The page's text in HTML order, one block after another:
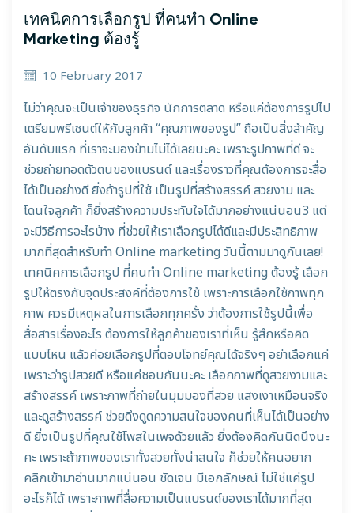
เทคนิคการเลือกรูป ที่คนทำ Online
Marketing ต้องรู้
10 February 2017
ไม่ว่าคุณจะเป็นเจ้าของธุรกิจ นักการตลาด หรือแค่ต้องการรูปไป
เตรียมพรีเซนต์ให้กับลูกค้า “คุณภาพของรูป” ถือเป็นสิ่งสำคัญ
อันดับแรก ที่เราจะมองข้ามไม่ได้เลยนะคะ เพราะรูปภาพที่ดี จะ
ช่วยถ่ายทอดตัวตนของแบรนด์ และเรื่องราวที่คุณต้องการจะสื่อ
ได้เป็นอย่างดี ยิ่งถ้ารูปที่ใช้ เป็นรูปที่สร้างสรรค์ สวยงาม และ
โดนใจลูกค้า ก็ยิ่งสร้างความประทับใจได้มากอย่างแน่นอน3 แต่
จะมีวิธีการอะไรบ้าง ที่ช่วยให้เราเลือกรูปได้ดีและมีประสิทธิภาพ
มากที่สุดสำหรับทำ Online marketing วันนี้ตามมาดูกันเลย!
เทคนิคการเลือกรูป ที่คนทำ Online marketing ต้องรู้ เลือก
รูปให้ตรงกับจุดประสงค์ที่ต้องการใช้ เพราะการเลือกใช้ภาพทุก
ภาพ ควรมีเหตุผลในการเลือกทุกครั้ง ว่าต้องการใช้รูปนี้เพื่อ
สื่อสารเรื่องอะไร ต้องการให้ลูกค้าของเราที่เห็น รู้สึกหรือคิด
แบบไหน แล้วค่อยเลือกรูปที่ตอบโจทย์คุณได้จริงๆ อย่าเลือกแค่
เพราะว่ารูปสวยดี หรือแค่ชอบกันนะคะ เลือกภาพที่ดูสวยงามและ
สร้างสรรค์ เพราะภาพที่ถ่ายในมุมมองที่สวย แสงเงาเหมือนจริง
และดูสร้างสรรค์ ช่วยดึงดูดความสนใจของคนที่เห็นได้เป็นอย่าง
ดี ยิ่งเป็นรูปที่คุณใช้โพสในเพจด้วยแล้ว ยิ่งต้องคิดกันนิดนึงนะ
คะ เพราะถ้าภาพของเราทั้งสวยทั้งน่าสนใจ ก็ช่วยให้คนอยาก
คลิกเข้ามาอ่านมากแน่นอน ชัดเจน มีเอกลักษณ์ ไม่ใช่แค่รูป
อะไรก็ได้ เพราะภาพที่สื่อความเป็นแบรนด์ของเราได้มากที่สุด